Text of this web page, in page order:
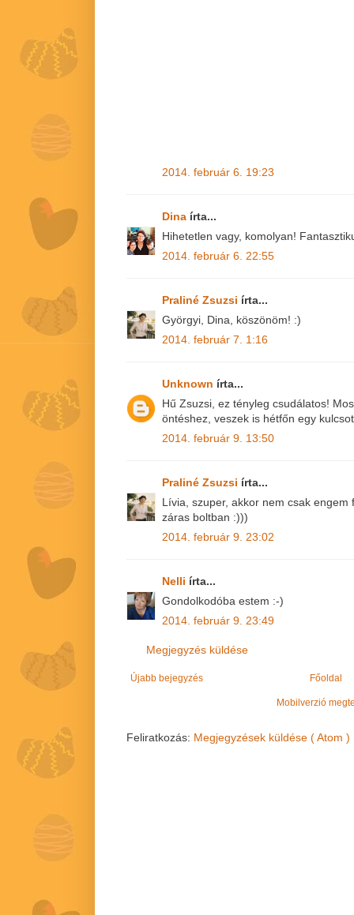
2014. február 6. 19:23
Dina írta...
Hihetetlen vagy, komolyan!
2014. február 6. 22:55
Praliné Zsuzsi írta...
Györgyi, Dina, köszönöm! :)
2014. február 7. 1:16
Unknown írta...
Hű Zsuzsi, ez tényleg csudálatos!
öntéshez, veszek is hétfőn egy
2014. február 9. 13:50
Praliné Zsuzsi írta...
Lívia, szuper, akkor nem csak
záras boltban :)))
2014. február 9. 23:02
Nelli írta...
Gondolkodóba estem :-)
2014. február 9. 23:49
Megjegyzés küldése
Újabb bejegyzés Főoldal
Mobilverzió
Feliratkozás: Megjegyzések küldése ( Atom )